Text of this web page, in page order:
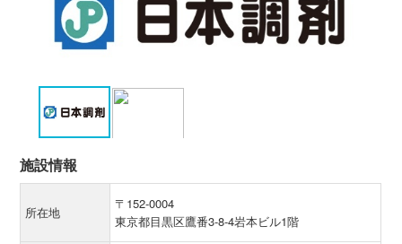
施設情報
所在地
〒152-0004
東京都目黒区鷹番3-8-4岩本ビル1階